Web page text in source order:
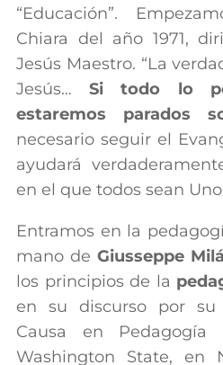
“Educación”.
Chiara del año 1971,
Jesús Maestro. “La
Jesús…Si todo lo
estaremos parados
necesario seguir el
ayudará
en el que todos sean
Entramos en la
mano de Giusseppe
los principios de la
en su discurso por su
Causa en Pedagogía
Washington State, en